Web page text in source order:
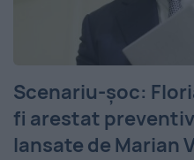
Scenariu-șoc:
fi arestat
lansate de Marian